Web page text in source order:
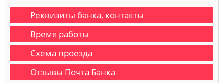
Реквизиты банка, контакты
Время работы
Схема проезда
Отзывы Почта Банка